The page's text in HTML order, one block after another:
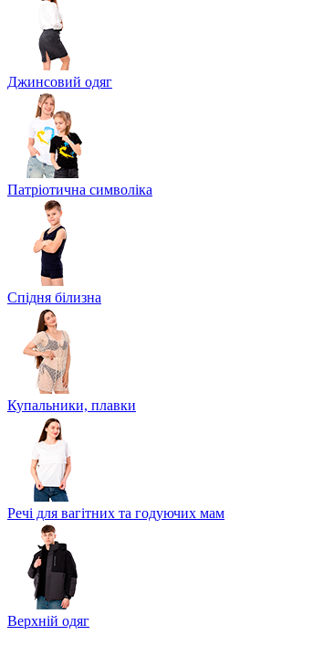
Джинсовий одяг
Патріотична символіка
Спідня білизна
Купальники, плавки
Речі для вагітних та годуючих мам
Верхній одяг